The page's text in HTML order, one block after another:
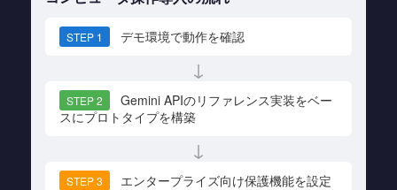
STEP 1 デモ環境で動作を確認
↓
STEP 2
Gemini APIのリファレンス実装をベー
スにプロトタイプを構築
↓
STEP 3 エンタープライズ向け保護機能を設定